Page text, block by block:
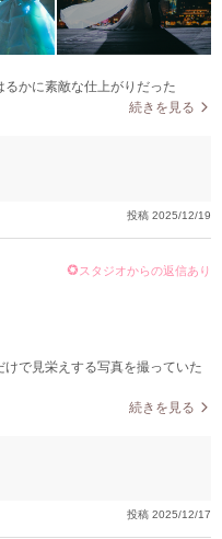
かに素敵な仕上がりだった
続きを見る
投稿 2025/12/19
スタジオからの返信あり
で見栄えする写真を撮っていた
続きを見る
投稿 2025/12/17